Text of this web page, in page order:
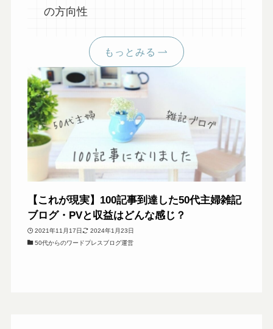
の方向性
もっとみる
【これが現実】100記事到達した50代主婦雑記
ブログ・PVと収益はどんな感じ？
2021年11月17日
2024年1月23日
50代からのワードプレスブログ運営